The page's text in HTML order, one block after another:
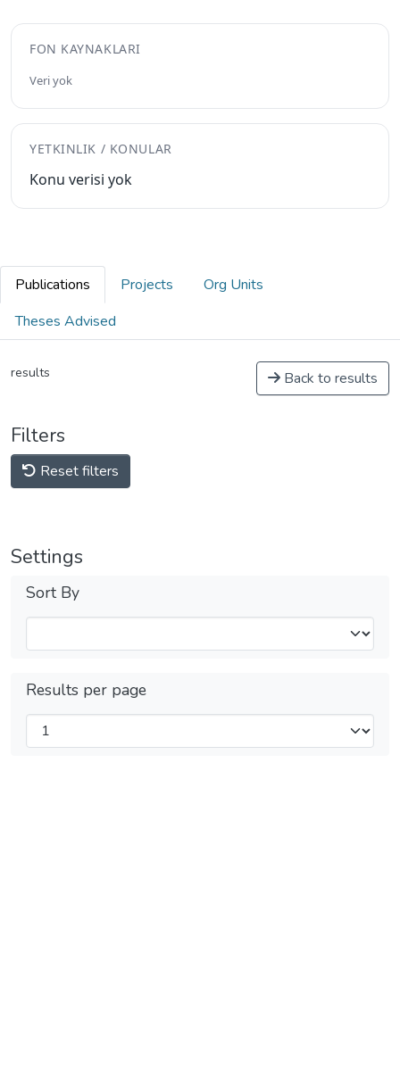
FON KAYNAKLARI
Veri yok
YETKINLIK / KONULAR
Konu verisi yok
Publications Projects
Org Units
Theses Advised
results Back to results
Filters
Reset filters
Settings
Sort By
Results per page